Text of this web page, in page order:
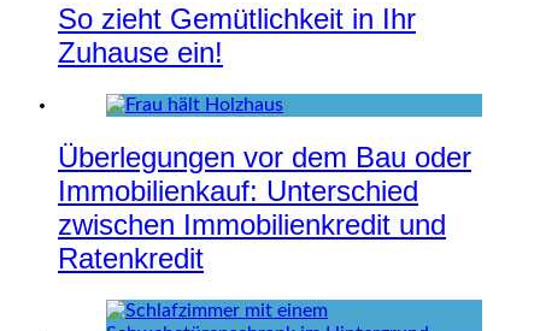
So zieht Gemütlichkeit in Ihr
Zuhause ein!
Überlegungen vor dem Bau oder
Immobilienkauf: Unterschied
zwischen Immobilienkredit und
Ratenkredit